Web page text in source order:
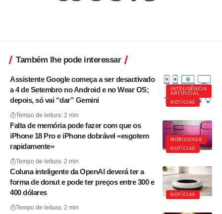
Também lhe pode interessar
INTELIGÊNCIA
ARTIFICIAL
NOTÍCIAS
Assistente Google começa a ser desactivado
a 4 de Setembro no Android e no Wear OS;
depois, só vai “dar” Gemini
Tempo de leitura: 2 min
MOBILIDADE
NOTÍCIAS
Falta de memória pode fazer com que os
iPhone 18 Pro e iPhone dobrável «esgotem
rapidamente»
Tempo de leitura: 2 min
NOTÍCIAS
Coluna inteligente da OpenAI deverá ter a
forma de donut e pode ter preços entre 300 e
400 dólares
Tempo de leitura: 2 min